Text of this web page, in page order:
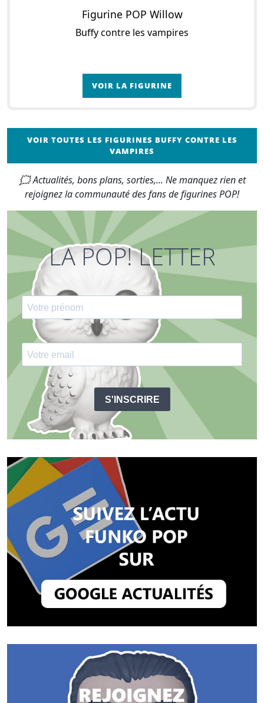
Figurine POP Willow
Buffy contre les vampires
VOIR LA FIGURINE
VOIR TOUTES LES FIGURINES BUFFY CONTRE LES
VAMPIRES
🗯 Actualités, bons plans, sorties,... Ne manquez rien et
rejoignez la communauté des fans de figurines POP!
LA POP! LETTER
S'INSCRIRE